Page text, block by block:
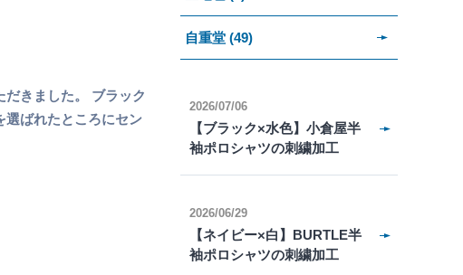
きました。 ブラック
選ばれたところにセン
自重堂 (49)
2026/07/06
【ブラック×水色】小倉屋半
袖ポロシャツの刺繍加工
2026/06/29
【ネイビー×白】BURTLE半
袖ポロシャツの刺繍加工